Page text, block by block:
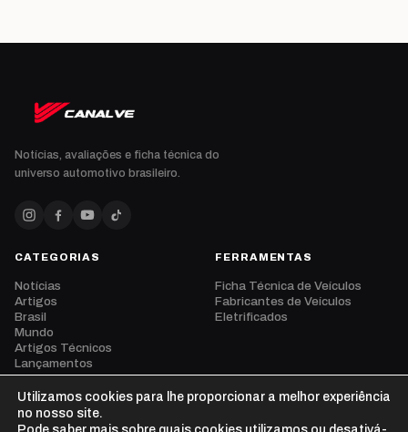
Notícias, avaliações e ficha técnica do
universo automotivo brasileiro.
CATEGORIAS
Notícias
Artigos
Brasil
Mundo
Artigos Técnicos
Lançamentos
Eventos
Opinião
Vídeos
FERRAMENTAS
Ficha Técnica de Veículos
Fabricantes de Veículos
Eletrificados
Utilizamos cookies para lhe proporcionar a melhor experiência
no nosso site.